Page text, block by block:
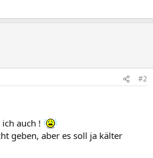
#2
auch !
geben, aber es soll ja kälter